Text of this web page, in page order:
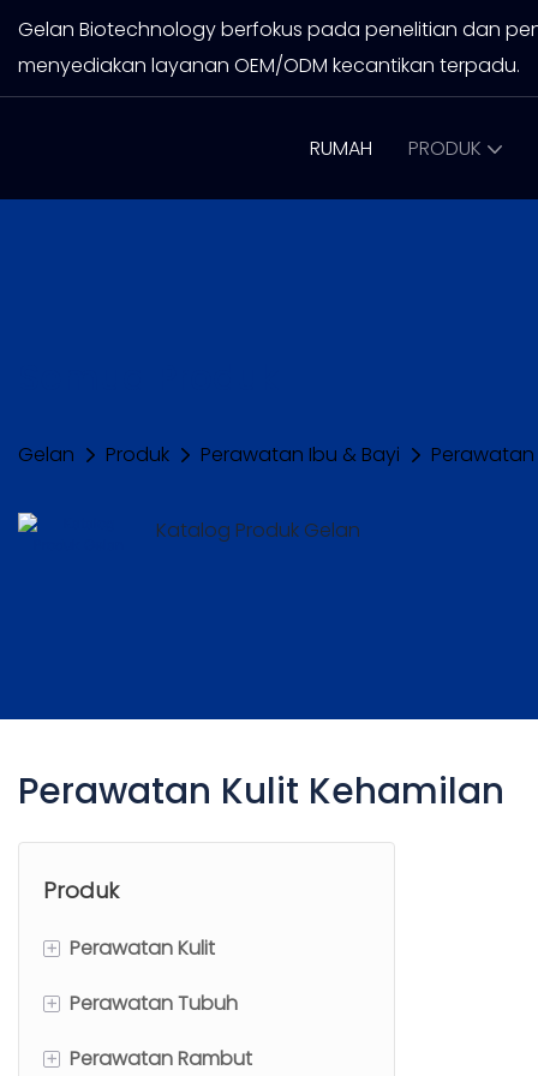
Gelan Biotechnology berfokus pada penelitian dan
menyediakan layanan OEM/ODM kecantikan terpadu.
RUMAH PRODUK
Gelan Produk Perawatan Ibu & Bayi Perawatan
Katalog Produk Gelan
Perawatan Kulit Kehamilan
Produk
+ Perawatan Kulit
Peralatan Perawatan Kulit
Serum Wajah
+ Perawatan Tubuh
Minyak Tubuh
+ Perawatan Rambut